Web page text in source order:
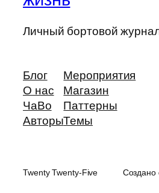
Личный бортовой
Блог
О нас
ЧаВо
Авторы
Мероприятия
Магазин
Паттерны
Темы
Twenty Twenty-Five